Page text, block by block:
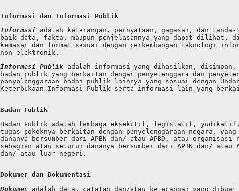
Informasi dan Informasi Publik
Informasi adalah keterangan, pernyataan, gagasan, dan
baik data, fakta, maupun penjelasannya yang dapat dilihat,
kemasan dan format sesuai dengan perkembangan teknologi
non elektronik.
Informasi Publik adalah informasi yang dihasilkan,
badan publik yang berkaitan dengan penyelenggara dan
penyelenggaraan badan publik lainnya yang sesuai dengan
Keterbukaan Informasi Publik serta informasi lain yang
Badan Publik
Badan Publik adalah lembaga eksekutif, legislatif,
tugas pokoknya berkaitan dengan penyelenggaraan negara,
dananya bersumber dari APBN dan/ atau APBD, atau organisasi
sebagian atau seluruh dananya bersumber dari APBN dan/ atau
dan/ atau luar negeri.
Dokumen dan Dokumentasi
Dokumen adalah data, catatan dan/atau keterangan yang